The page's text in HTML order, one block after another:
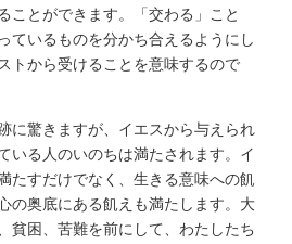
ことができます。「交わる」こと
ているものを分かち合えるようにし
トから受けることを意味するので
に驚きますが、イエスから与えられ
いる人のいのちは満たされます。イ
たすだけでなく、生きる意味への飢
の奥底にある飢えも満たします。大
貧困、苦難を前にして、わたしたち